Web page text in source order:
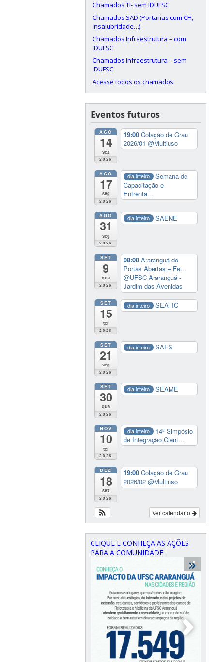
Chamados TI- sem IDUFSC
Chamados SAD (Portarias com CH,
insalubridade…)
Chamados Infraestrutura – com
IDUFSC
Chamados Infraestrutura – sem
IDUFSC
Acesse todos os chamados
Eventos futuros
AGO
14
sex
2026
19:00Colação de Grau
2026/01@Multiuso
AGO
17
seg
2026
dia inteiro
Semana de
Capacitação e
Enfrenta...
AGO
31
seg
2026
dia inteiro SAENE
SET
9
qua
2026
08:00Araranguá de
Portas Abertas – Fe...
@UFSC Araranguá -
Jardim das Avenidas
SET
15
ter
2026
dia inteiro SEATIC
SET
21
seg
2026
dia inteiro SAFS
SET
30
qua
2026
dia inteiro SEAME
NOV
10
ter
2026
dia inteiro
14º Simpósio
de Integração Cient...
DEZ
18
sex
2026
19:00Colação de Grau
2026/02@Multiuso
Ver calendário
CLIQUE E CONHEÇA AS AÇÕES
PARA A COMUNIDADE